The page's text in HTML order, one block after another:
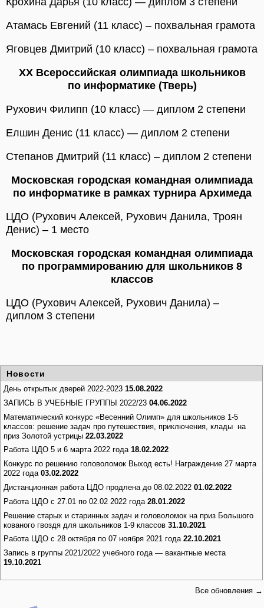
Атамась Евгений (11 класс) – похвальная грамота
Яговцев Дмитрий (10 класс) – похвальная грамота
ХХ Всероссийская олимпиада школьников
по информатике (Тверь)
Рухович Филипп (10 класс) — диплом 2 степени
Елшин Денис (11 класс) — диплом 2 степени
Степанов Дмитрий (11 класс) – диплом 2 степени
Московская городская командная олимпиада
по информатике в рамках турнира Архимеда
ЦДО (Рухович Алексей, Рухович Данила, Троян
Денис) – 1 место
Московская городская командная олимпиада
по программированию для школьников 8
классов
ЦДО (Рухович Алексей, Рухович Данила) –
диплом 3 степени
Новости
День открытых дверей 2022-2023 15.08.2022
ЗАПИСЬ В УЧЕБНЫЕ ГРУППЫ 2022/23 04.06.2022
Математический конкурс «Весенний Олимп» для школьников 1-5
классов: решение задач про путешествия, приключения, клады на
приз Золотой устрицы 22.03.2022
Работа ЦДО 5 и 6 марта 2022 года 18.02.2022
Конкурс по решению головоломок Выход есть! Награждение 27 марта
2022 года 03.02.2022
Дистанционная работа ЦДО продлена до 08.02.2022 01.02.2022
Работа ЦДО с 27.01 по 02.02 2022 года 28.01.2022
Решение старых и старинных задач и головоломок на приз Большого
кованого гвоздя для школьников 1-9 классов 31.10.2021
Работа ЦДО с 28 октября по 07 ноября 2021 года 22.10.2021
Запись в группы 2021/2022 учебного года — вакантные места
19.10.2021
Все обновления →